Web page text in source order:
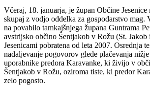
Včeraj, 18. januarja, je župan Občine Jesenice
skupaj z vodjo oddelka za gospodarstvo mag.
na povabilo tamkajšnjega župana Guntrama
avstrijsko občino Šentjakob v Rožu (St.
Jesenicami pobratena od leta 2007. Osrednja
nadaljevanje pogovorov glede plačevanja
uporabnike predora Karavanke, ki živijo v
Šentjakob v Rožu, oziroma tiste, ki predor
zelo pogosto.